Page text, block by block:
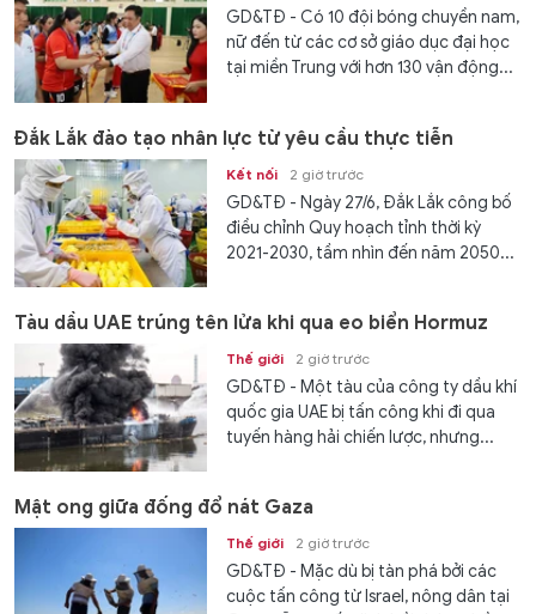
GD&TĐ - Có 10 đội bóng chuyền nam,
nữ đến từ các cơ sở giáo dục đại học
tại miền Trung với hơn 130 vận động...
Đắk Lắk đào tạo nhân lực từ yêu cầu thực tiễn
Kết nối 2 giờ trước
GD&TĐ - Ngày 27/6, Đắk Lắk công bố
điều chỉnh Quy hoạch tỉnh thời kỳ
2021-2030, tầm nhìn đến năm 2050...
Tàu dầu UAE trúng tên lửa khi qua eo biển Hormuz
Thế giới 2 giờ trước
GD&TĐ - Một tàu của công ty dầu khí
quốc gia UAE bị tấn công khi đi qua
tuyến hàng hải chiến lược, nhưng...
Mật ong giữa đống đổ nát Gaza
Thế giới 2 giờ trước
GD&TĐ - Mặc dù bị tàn phá bởi các
cuộc tấn công từ Israel, nông dân tại